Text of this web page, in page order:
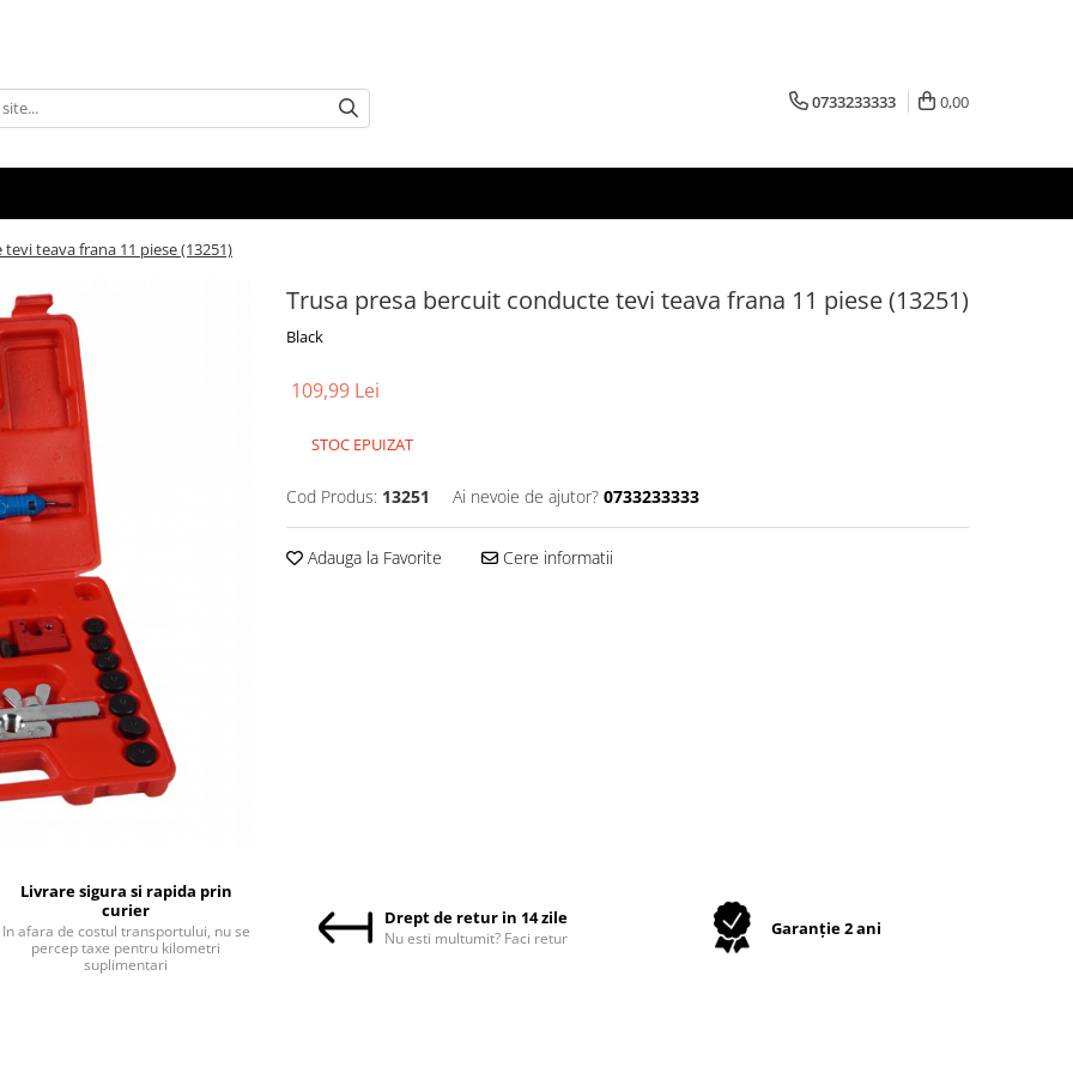
0733233333 0,00
teava frana 11 piese (13251)
Trusa presa bercuit conducte tevi teava frana 11 piese (13251)
Black
109,99 Lei
STOC EPUIZAT
Cod Produs: 13251 Ai nevoie de ajutor? 0733233333
Adauga la Favorite Cere informatii
Livrare sigura si rapida prin
curier
In afara de costul transportului, nu se
percep taxe pentru kilometri
suplimentari
Drept de retur in 14 zile
Nu esti multumit? Faci retur Garanție 2 ani